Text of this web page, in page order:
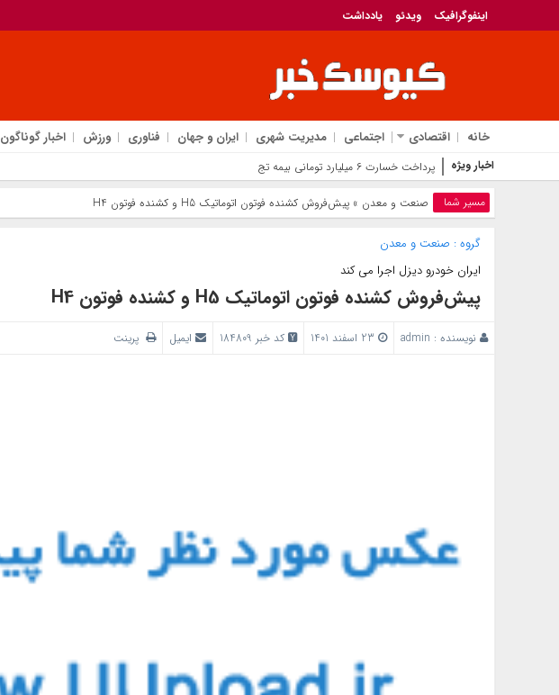
اینفوگرافیک ویدئو یادداشت
خانه اقتصادی اجتماعی مدیریت شهری ایران و جهان فناوری ورزش اخبار گوناگون
اخبار ویژه پرداخت خسارت ۶ میلیارد تومانی بیمه تجارت‌نو به شرکت «بهی
مسیر شما صنعت و معدن » پیش‌فروش کشنده فوتون اتوماتیک H5 و کشنده فوتون H4
گروه : صنعت و معدن
ایران خودرو دیزل اجرا می کند
پیش‌فروش کشنده فوتون اتوماتیک H5 و کشنده فوتون H4
نویسنده : admin کد خبر 184809 ایمیل پرینت